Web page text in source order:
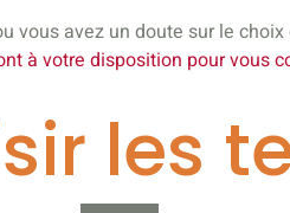
vous avez un doute sur le
à votre disposition pour vous
les